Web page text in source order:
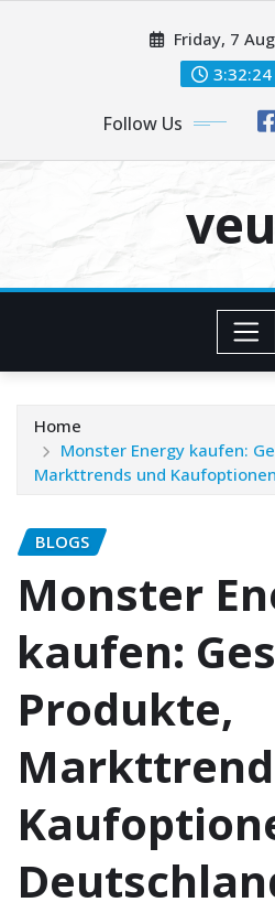
Friday, 7
3:32:25
Follow Us
Home
Monster Energy kaufen:
Markttrends und
BLOGS
Monster
kaufen:
Produkte,